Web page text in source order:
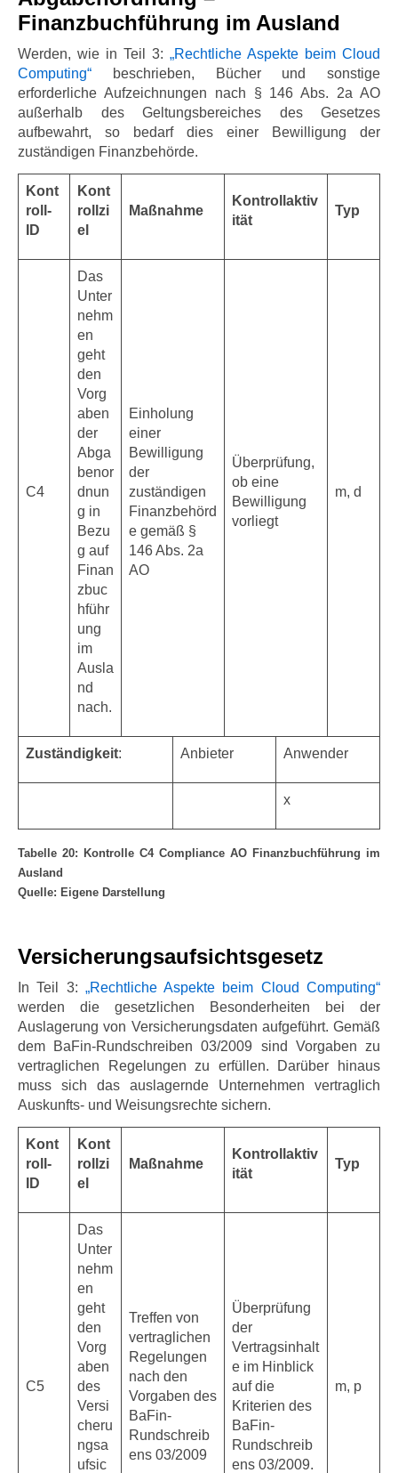
Finanzbuchführung im Ausland
Werden, wie in Teil 3: „Rechtliche Aspekte beim Cloud
Computing“ beschrieben, Bücher und sonstige
erforderliche Aufzeichnungen nach § 146 Abs. 2a AO
außerhalb des Geltungsbereiches des Gesetzes
aufbewahrt, so bedarf dies einer Bewilligung der
zuständigen Finanzbehörde.
Kont
roll-
ID
Kont
rollzi
el
Maßnahme
Kontrollaktiv
ität
Typ
C4
Das
Unter
nehm
en
geht
den
Vorg
aben
der
Abga
benor
dnun
g in
Bezu
g auf
Finan
zbuc
hführ
ung
im
Ausla
nd
nach.
Einholung
einer
Bewilligung
der
zuständigen
Finanzbehörd
e gemäß §
146 Abs. 2a
AO
Überprüfung,
ob eine
Bewilligung
vorliegt
m, d
Zuständigkeit: Anbieter Anwender
x
Tabelle 20: Kontrolle C4 Compliance AO Finanzbuchführung im
Ausland
Quelle: Eigene Darstellung
Versicherungsaufsichtsgesetz
In Teil 3: „Rechtliche Aspekte beim Cloud Computing“
werden die gesetzlichen Besonderheiten bei der
Auslagerung von Versicherungsdaten aufgeführt. Gemäß
dem BaFin-Rundschreiben 03/2009 sind Vorgaben zu
vertraglichen Regelungen zu erfüllen. Darüber hinaus
muss sich das auslagernde Unternehmen vertraglich
Auskunfts- und Weisungsrechte sichern.
Kont
roll-
ID
Kont
rollzi
el
Maßnahme
Kontrollaktiv
ität
Typ
C5
Das
Unter
nehm
en
geht
den
Vorg
aben
des
Versi
cheru
ngsa
ufsic
Treffen von
vertraglichen
Regelungen
nach den
Vorgaben des
BaFin-
Rundschreib
ens 03/2009
Überprüfung
der
Vertragsinhalt
e im Hinblick
auf die
Kriterien des
BaFin-
Rundschreib
ens 03/2009.
m, p